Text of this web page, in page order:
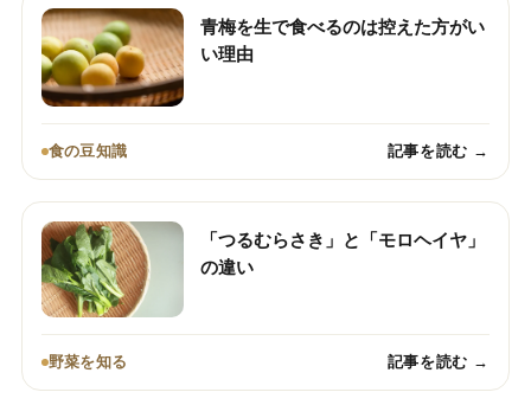
青梅を生で食べるのは控えた方がい
い理由
食の豆知識 記事を読む →
「つるむらさき」と「モロヘイヤ」
の違い
野菜を知る 記事を読む →